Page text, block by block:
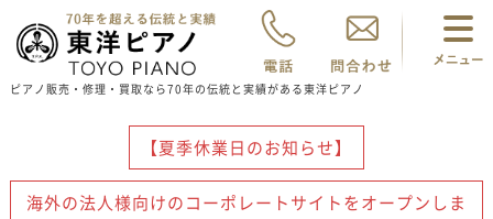
ピアノ販売・修理・買取なら70年の伝統と実績がある東洋ピアノ
【夏季休業日のお知らせ】
海外の法人様向けのコーポレートサイトをオープンしま